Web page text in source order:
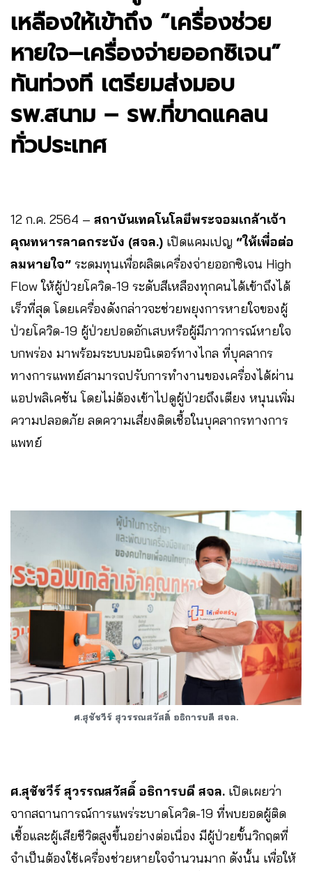
เหลืองให้เข้าถึง “เครื่องช่วย
หายใจ–เครื่องจ่ายออกซิเจน”
ทันท่วงที เตรียมส่งมอบ
รพ.สนาม – รพ.ที่ขาดแคลน
ทั่วประเทศ
12 ก.ค. 2564 – สถาบันเทคโนโลยีพระจอมเกล้าเจ้า
คุณทหารลาดกระบัง (สจล.) เปิดแคมเปญ “ให้เพื่อต่อ
ลมหายใจ” ระดมทุนเพื่อผลิตเครื่องจ่ายออกซิเจน High
Flow ให้ผู้ป่วยโควิด-19 ระดับสีเหลืองทุกคนได้เข้าถึงได้
เร็วที่สุด โดยเครื่องดังกล่าวจะช่วยพยุงการหายใจของผู้
ป่วยโควิด-19 ผู้ป่วยปอดอักเสบหรือผู้มีภาวการณ์หายใจ
บกพร่อง มาพร้อมระบบมอนิเตอร์ทางไกล ที่บุคลากร
ทางการแพทย์สามารถปรับการทำงานของเครื่องได้ผ่าน
แอปพลิเคชัน โดยไม่ต้องเข้าไปดูผู้ป่วยถึงเตียง หนุนเพิ่ม
ความปลอดภัย ลดความเสี่ยงติดเชื้อในบุคลากรทางการ
แพทย์
ศ.สุชัชวีร์ สุวรรณสวัสดิ์ อธิการบดี สจล.
ศ.สุชัชวีร์ สุวรรณสวัสดิ์ อธิการบดี สจล. เปิดเผยว่า
จากสถานการณ์การแพร่ระบาดโควิด-19 ที่พบยอดผู้ติด
เชื้อและผู้เสียชีวิตสูงขึ้นอย่างต่อเนื่อง มีผู้ป่วยขั้นวิกฤตที่
จำเป็นต้องใช้เครื่องช่วยหายใจจำนวนมาก ดังนั้น เพื่อให้